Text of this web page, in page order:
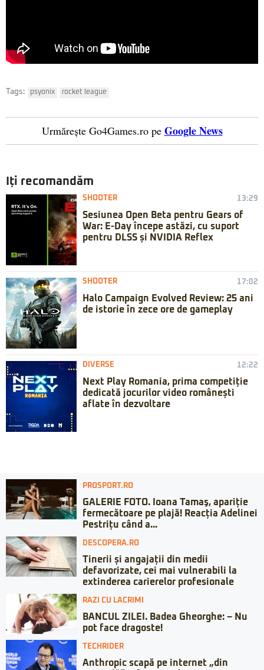
Tags: psyonix rocket league
Urmărește Go4Games.ro pe Google News
Iți recomandăm
SHOOTER 13:29
Sesiunea Open Beta pentru Gears of
War: E-Day începe astăzi, cu suport
pentru DLSS și NVIDIA Reflex
SHOOTER 17:02
Halo Campaign Evolved Review: 25 ani
de istorie în zece ore de gameplay
DIVERSE 12:22
Next Play Romania, prima competiție
dedicată jocurilor video românești
aflate în dezvoltare
PROSPORT.RO
GALERIE FOTO. Ioana Tamaş, apariție
fermecătoare pe plajă! Reacția Adelinei
Pestrițu când a...
DESCOPERA.RO
Tinerii și angajații din medii
defavorizate, cei mai vulnerabili la
extinderea carierelor profesionale
RAZI CU LACRIMI
BANCUL ZILEI. Badea Gheorghe: – Nu
pot face dragoste!
TECHRIDER
Anthropic scapă pe internet „din